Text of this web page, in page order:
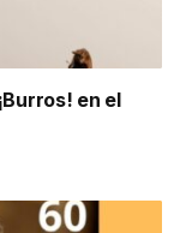
en el